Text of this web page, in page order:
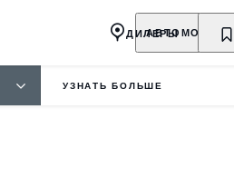
АВТОМОБИЛИ
ДИЛЕРЫ
УЗНАТЬ БОЛЬШЕ